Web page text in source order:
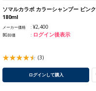
ソマルカラボ カラーシャンプー ピンク
180ml
メーカー価格 ¥2,400
BG卸価 ログイン後表示
(3)
ログインして購入